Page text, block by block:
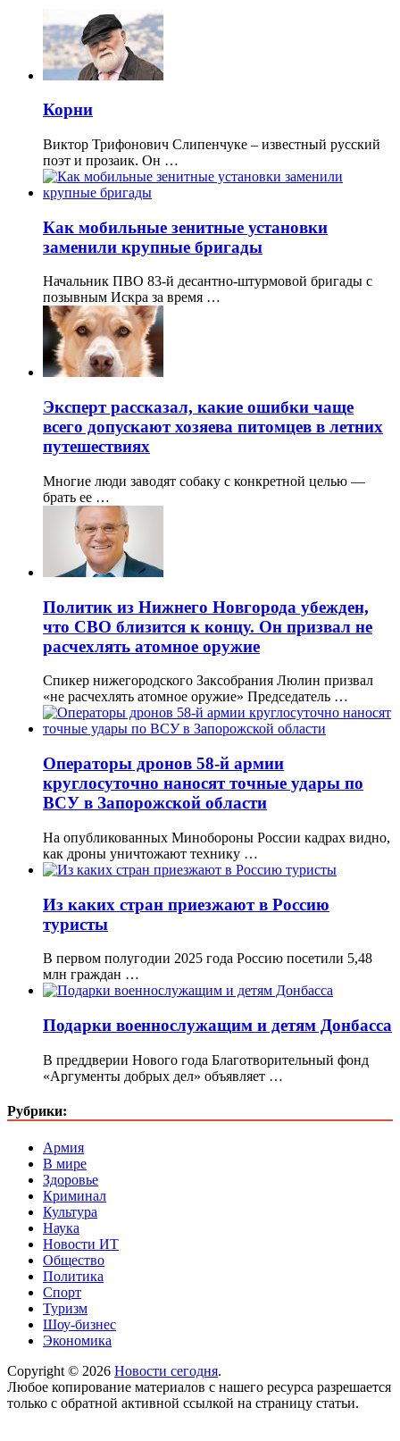
Корни
Виктор Трифонович Слипенчукe – известный русский
поэт и прозаик. Он …
Как мобильные зенитные установки
заменили крупные бригады
Начальник ПВО 83-й десантно-штурмовой бригады с
позывным Искра за время …
Эксперт рассказал, какие ошибки чаще
всего допускают хозяева питомцев в летних
путешествиях
Многие люди заводят собаку с конкретной целью —
брать ее …
Политик из Нижнего Новгорода убежден,
что СВО близится к концу. Он призвал не
расчехлять атомное оружие
Спикер нижегородского Заксобрания Люлин призвал
«не расчехлять атомное оружие» Председатель …
Операторы дронов 58-й армии
круглосуточно наносят точные удары по
ВСУ в Запорожской области
На опубликованных Минобороны России кадрах видно,
как дроны уничтожают технику …
Из каких стран приезжают в Россию
туристы
В первом полугодии 2025 года Россию посетили 5,48
млн граждан …
Подарки военнослужащим и детям Донбасса
В преддверии Нового года Благотворительный фонд
«Аргументы добрых дел» объявляет …
Рубрики:
Армия
В мире
Здоровье
Криминал
Культура
Наука
Новости ИТ
Общество
Политика
Спорт
Туризм
Шоу-бизнес
Экономика
Copyright © 2026 Новости сегодня.
Любое копирование материалов с нашего ресурса разрешается
только с обратной активной ссылкой на страницу статьи.